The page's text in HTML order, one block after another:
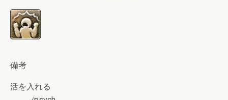
備考
活を入れる